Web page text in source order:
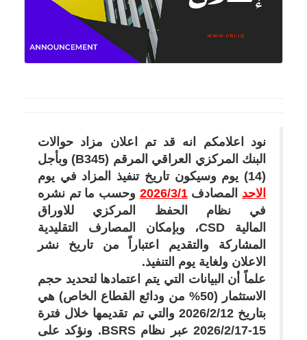
نود اعلامكم انه قد تم اعلان مزاد حوالات
البنك المركزي العراقي المرقم (B345) وبأجل
(
14) يوم وسيكون تاريخ تنفيذ المزاد في يوم
الاحد المصادف2026/3/1 وحسب ما تم نشره
في نظام الحفظ المركزي للاوراق
المالية CSD، وبإمكان المصارف التقليدية
المشاركة والتقديم اعتباراً من تاريخ نشر
الاعلان ولغاية يوم التنفيذ.
علماً أن البيانات التي يتم اعتمادها لتحديد حجم
الاستثمار (50% من ودائع القطاع الخاص) هي
بتاريخ 2026/2/12 والتي تم تقديمها خلال فترة
15-2026/2/17 عبر نظام
BSRS. ونؤكد على